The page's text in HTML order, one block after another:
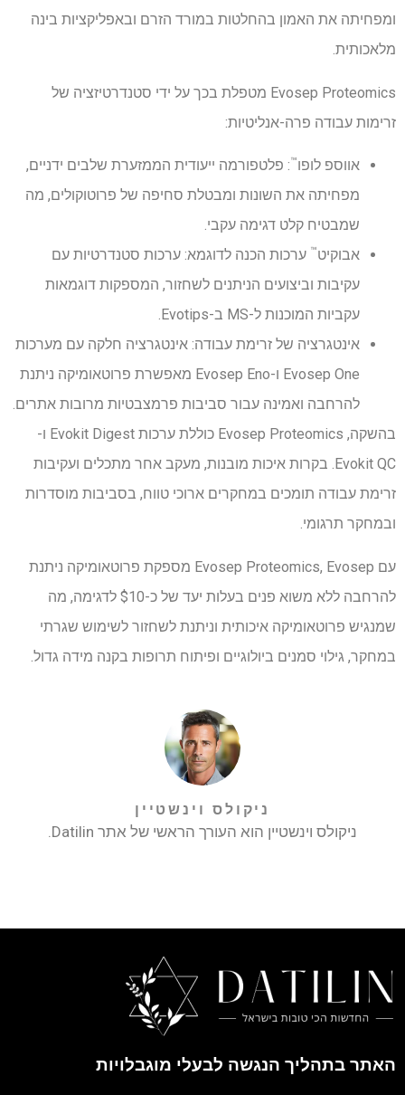
ומפחיתה את האמון בהחלטות במורד הזרם ובאפליקציות בינה
מלאכותית.
Evosep Proteomics מטפלת בכך על ידי סטנדרטיזציה של
זרימות עבודה פרה-אנליטיות:
אווספ לופו™: פלטפורמה ייעודית הממזערת שלבים ידניים,
מפחיתה את השונות ומבטלת סחיפה של פרוטוקולים, מה
שמבטיח קלט דגימה עקבי.
אבוקיט™ ערכות הכנה לדוגמא: ערכות סטנדרטיות עם
עקיבות וביצועים הניתנים לשחזור, המספקות דוגמאות
עקביות המוכנות ל-MS ב-Evotips.
אינטגרציה של זרימת עבודה: אינטגרציה חלקה עם מערכות
Evosep One ו-Evosep Eno מאפשרת פרוטאומיקה ניתנת
להרחבה ואמינה עבור סביבות פרמצבטיות מרובות אתרים.
בהשקה, Evosep Proteomics כוללת ערכות Evokit Digest ו-
Evokit QC. בקרות איכות מובנות, מעקב אחר מתכלים ועקיבות
זרימת עבודה תומכים במחקרים ארוכי טווח, בסביבות מוסדרות
ובמחקר תרגומי.
עם Evosep Proteomics, Evosep מספקת פרוטאומיקה ניתנת
להרחבה ללא משוא פנים בעלות יעד של כ-$10 לדגימה, מה
שמנגיש פרוטאומיקה איכותית וניתנת לשחזור לשימוש שגרתי
במחקר, גילוי סמנים ביולוגיים ופיתוח תרופות בקנה מידה גדול.
ניקולס וינשטיין
ניקולס וינשטיין הוא העורך הראשי של אתר Datilin.
האתר בתהליך הנגשה לבעלי מוגבלויות